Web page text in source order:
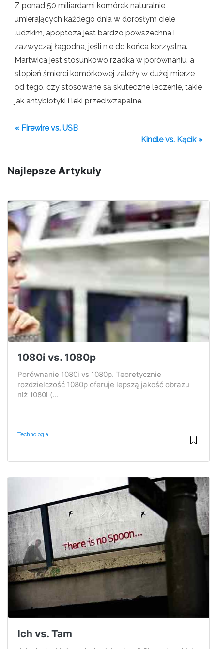
Z ponad 50 miliardami komórek naturalnie
umierających każdego dnia w dorosłym ciele
ludzkim, apoptoza jest bardzo powszechna i
zazwyczaj łagodna, jeśli nie do końca korzystna.
Martwica jest stosunkowo rzadka w porównaniu, a
stopień śmierci komórkowej zależy w dużej mierze
od tego, czy stosowane są skuteczne leczenie, takie
jak antybiotyki i leki przeciwzapalne.
« Firewire vs. USB
Kindle vs. Kącik »
Najlepsze Artykuły
1080i vs. 1080p
Porównanie 1080i vs 1080p. Teoretycznie
rozdzielczość 1080p oferuje lepszą jakość obrazu
niż 1080i (...
Technologia
Ich vs. Tam